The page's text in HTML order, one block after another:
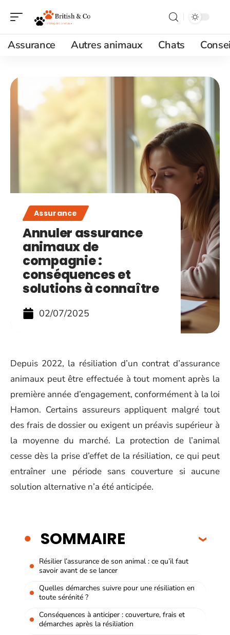
Assurance Autres animaux Chats
Assurance
Annuler assurance
animaux de
compagnie :
conséquences et
solutions à connaître
02/07/2025
Depuis 2022, la résiliation d’un contrat d’assurance
animaux peut être effectuée à tout moment après la
première année d’engagement, conformément à la loi
Hamon. Certains assureurs appliquent malgré tout
des frais de dossier ou exigent un préavis supérieur à
la moyenne du marché. La protection de l’animal
cesse dès la prise d’effet de la résiliation, ce qui peut
entraîner une période sans couverture si aucune
solution alternative n’a été anticipée.
SOMMAIRE
Résilier l’assurance de son animal : ce qu’il faut
savoir avant de se lancer
Quelles démarches suivre pour une résiliation en
toute sérénité ?
Conséquences à anticiper : couverture, frais et
démarches après la résiliation